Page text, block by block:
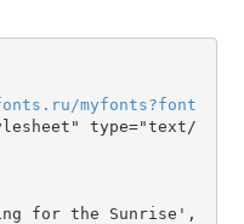
. ru /myfonts?font
type="text/
for the Sunrise',